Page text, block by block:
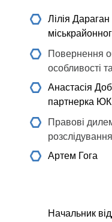
Лілія Дараган
Повернення
особливості
Анастасія
партнерка
Правові
розслідування
Артем Гога
Начальник